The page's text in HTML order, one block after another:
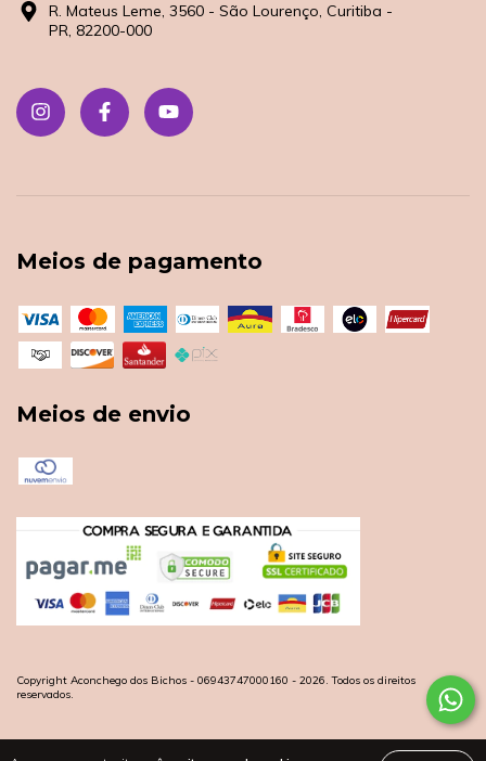
R. Mateus Leme, 3560 - São Lourenço, Curitiba -
PR, 82200-000
Meios de pagamento
Meios de envio
Copyright Aconchego dos Bichos - 06943747000160 - 2026. Todos os direitos
reservados.